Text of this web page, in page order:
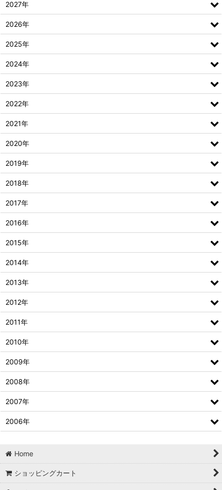
2027年
2026年
2025年
2024年
2023年
2022年
2021年
2020年
2019年
2018年
2017年
2016年
2015年
2014年
2013年
2012年
2011年
2010年
2009年
2008年
2007年
2006年
Home
ショッピングカート